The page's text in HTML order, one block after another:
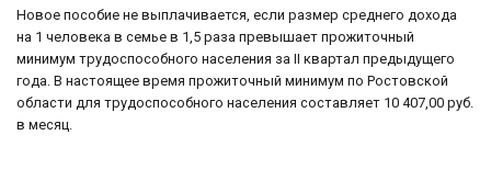
Новое пособие не выплачивается, если размер среднего дохода
на 1 человека в семье в 1,5 раза превышает прожиточный
минимум трудоспособного населения за II квартал предыдущего
года. В настоящее время прожиточный минимум по Ростовской
области для трудоспособного населения составляет 10 407,00 руб.
в месяц.